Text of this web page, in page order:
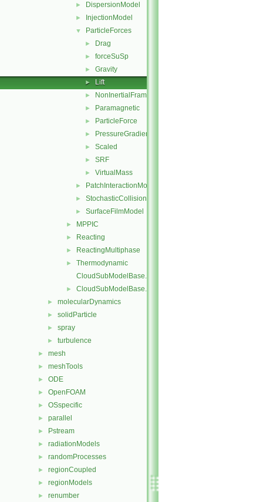
► DispersionModel
► InjectionModel
▼ ParticleForces
► Drag
► forceSuSp
► Gravity
► Lift
► NonInertialFrame
► Paramagnetic
► ParticleForce
► PressureGradient
► Scaled
► SRF
► VirtualMass
► PatchInteractionModel
► StochasticCollision
► SurfaceFilmModel
► MPPIC
► Reacting
► ReactingMultiphase
►
Thermodynamic
CloudSubModelBase.C
► CloudSubModelBase.H
► molecularDynamics
► solidParticle
► spray
► turbulence
► mesh
► meshTools
► ODE
► OpenFOAM
► OSspecific
► parallel
► Pstream
► radiationModels
► randomProcesses
► regionCoupled
► regionModels
► renumber